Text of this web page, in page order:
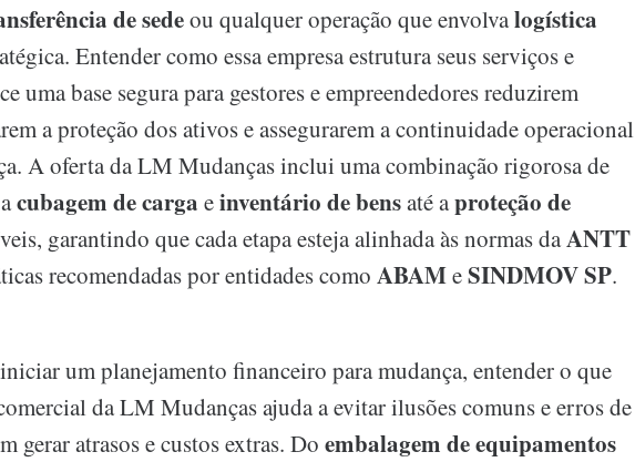
de sedeou qualquer operação que envolvalogística
Entender como essa empresa estrutura seus serviços e
uma base segura para gestores e empreendedores reduzirem
a proteção dos ativos e assegurarem a continuidade operacional
A oferta da LM Mudanças inclui uma combinação rigorosa de
cubagem de carga einventário de bensaté aproteção de
garantindo que cada etapa esteja alinhada às normas daANTT
recomendadas por entidades como ABAMeSINDMOV SP.
um planejamento financeiro para mudança, entender o que
da LM Mudanças ajuda a evitar ilusões comuns e erros de
gerar atrasos e custos extras. Do embalagem de equipamentos